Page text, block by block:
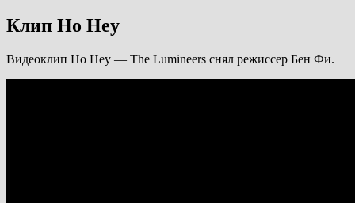
Клип Ho Hey
Видеоклип Ho Hey — The Lumineers снял режиссер Бен Фи.